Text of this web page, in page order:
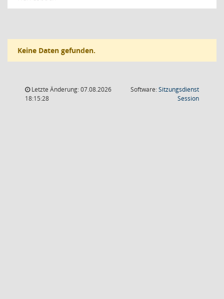
Keine Daten gefunden.
Letzte Änderung: 07.08.2026
18:15:28
Software:Sitzungsdienst
Session(Wird in